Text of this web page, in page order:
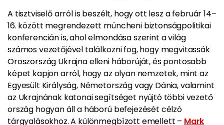
A tisztviselő arról is beszélt, hogy ott lesz a február 14–
16. között megrendezett müncheni biztonságpolitikai
konferencián is, ahol elmondása szerint a világ
számos vezetőjével találkozni fog, hogy megvitassák
Oroszország Ukrajna elleni háborúját, és pontosabb
képet kapjon arról, hogy az olyan nemzetek, mint az
Egyesült Királyság, Németország vagy Dánia, valamint
az Ukrajnának katonai segítséget nyújtó többi vezető
ország hogyan áll a háború befejezését célzó
tárgyalásokhoz. A különmegbízott emellett – Mark